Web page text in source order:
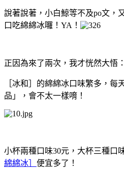
說著說著，小白鯨等不及po文，
口吃綿綿冰囉！YA！
正因為來了兩次，我才恍然大悟：
［冰和］的綿綿冰口味繁多，每
品」，會不太一樣唷！
小杯兩種口味30元，大杯三種口
綿綿冰］ 便宜多了！